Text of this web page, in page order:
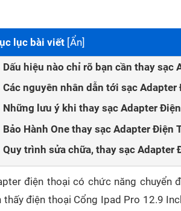
lục bài viết [Ẩn]
Dấu hiệu nào chỉ rõ bạn cần thay sạc
Các nguyên nhân dẫn tới sạc
Những lưu ý khi thay sạc Adapter
Bảo Hành One thay sạc Adapter
Quy trình sửa chữa, thay sạc Adapter
điện thoại có chức năng chuyển
thấy điện thoại Cổng Ipad Pro 12.9